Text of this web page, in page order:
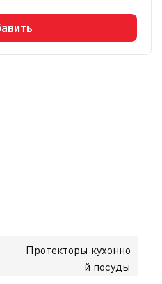
Протекторы кухонно
й посуды